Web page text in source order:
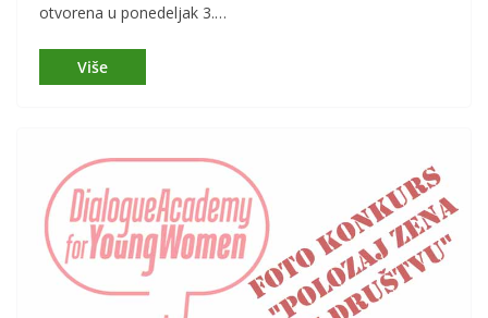
otvorena u ponedeljak 3.…